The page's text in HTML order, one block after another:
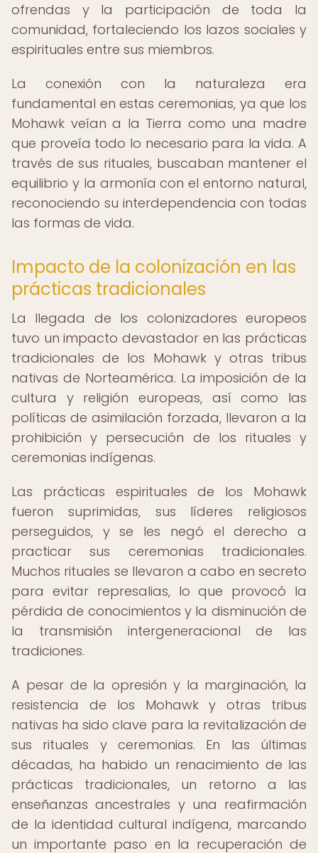
ofrendas y la participación de toda la
comunidad, fortaleciendo los lazos sociales y
espirituales entre sus miembros.
La conexión con la naturaleza era
fundamental en estas ceremonias, ya que los
Mohawk veían a la Tierra como una madre
que proveía todo lo necesario para la vida. A
través de sus rituales, buscaban mantener el
equilibrio y la armonía con el entorno natural,
reconociendo su interdependencia con todas
las formas de vida.
Impacto de la colonización en las
prácticas tradicionales
La llegada de los colonizadores europeos
tuvo un impacto devastador en las prácticas
tradicionales de los Mohawk y otras tribus
nativas de Norteamérica. La imposición de la
cultura y religión europeas, así como las
políticas de asimilación forzada, llevaron a la
prohibición y persecución de los rituales y
ceremonias indígenas.
Las prácticas espirituales de los Mohawk
fueron suprimidas, sus líderes religiosos
perseguidos, y se les negó el derecho a
practicar sus ceremonias tradicionales.
Muchos rituales se llevaron a cabo en secreto
para evitar represalias, lo que provocó la
pérdida de conocimientos y la disminución de
la transmisión intergeneracional de las
tradiciones.
A pesar de la opresión y la marginación, la
resistencia de los Mohawk y otras tribus
nativas ha sido clave para la revitalización de
sus rituales y ceremonias. En las últimas
décadas, ha habido un renacimiento de las
prácticas tradicionales, un retorno a las
enseñanzas ancestrales y una reafirmación
de la identidad cultural indígena, marcando
un importante paso en la recuperación de